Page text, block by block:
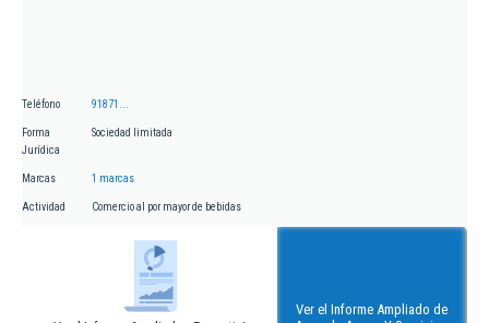
Teléfono 91871...
Forma
Jurídica
Sociedad limitada
Marcas 1 marcas
Actividad Comercio al por mayor de bebidas
Ver el Informe Ampliado de